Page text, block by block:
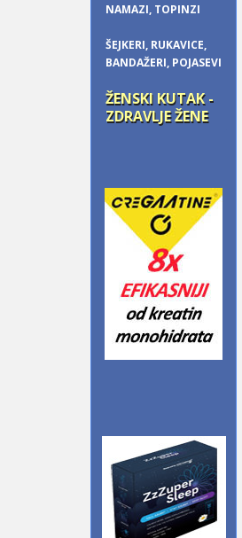
NAMAZI, TOPINZI
ŠEJKERI, RUKAVICE,
BANDAŽERI, POJASEVI
ŽENSKI KUTAK -
ZDRAVLJE ŽENE